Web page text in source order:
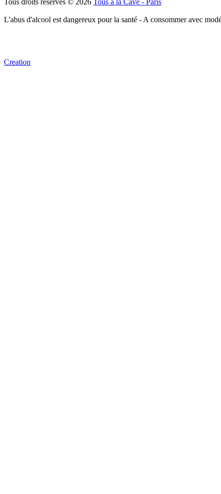
Tous droits réservés © 2026 Tous à la Cave - Paris
L'abus d'alcool est dangereux pour la santé - A consommer avec
Creation